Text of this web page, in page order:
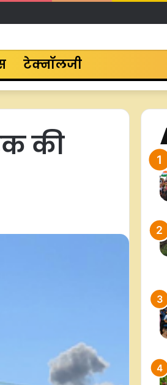
टेक्नॉलजी
की